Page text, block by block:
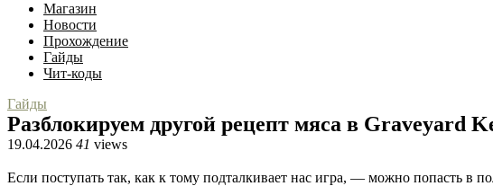
Магазин
Новости
Прохождение
Гайды
Чит-коды
Гайды
Разблокируем другой рецепт мяса в Graveyard
19.04.2026 41 views
Если поступать так, как к тому подталкивает нас игра, — можно попасть в